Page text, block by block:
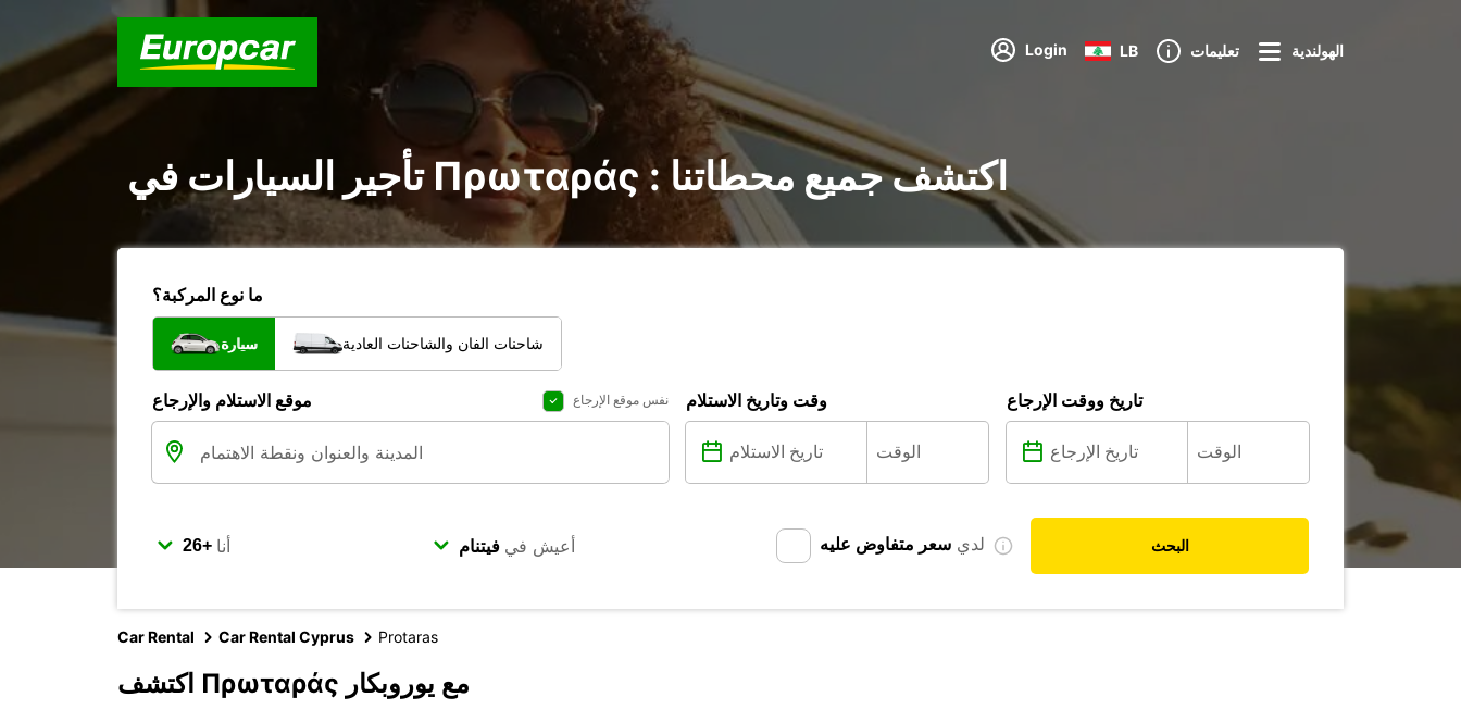
Login LB تعليمات الهولندية
تأجير السيارات في Πρωταράς : اكتشف جميع محطاتنا
ما نوع المركبة؟
سيارة شاحنات الفان والشاحنات العادية
موقع الاستلام والإرجاع نفس موقع الإرجاع وقت وتاريخ الاستلام تاريخ ووقت الإرجاع
أنا أعيش في لدي سعر متفاوض عليه البحث
Car Rental Car Rental Cyprus Protaras
اكتشف Πρωταράς مع يوروبكار